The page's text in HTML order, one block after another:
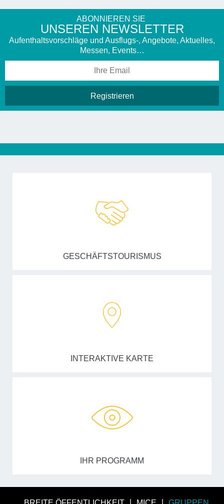
ABONNIEREN SIE
UNSEREN NEWSLETTER
Aufenthaltsvorschläge und Ausflugs-, Angebote, Aktuelles,
Messen, Events…
GESCHÄFTSTOURISMUS
INTERAKTIVE KARTE
IHR PROGRAMM